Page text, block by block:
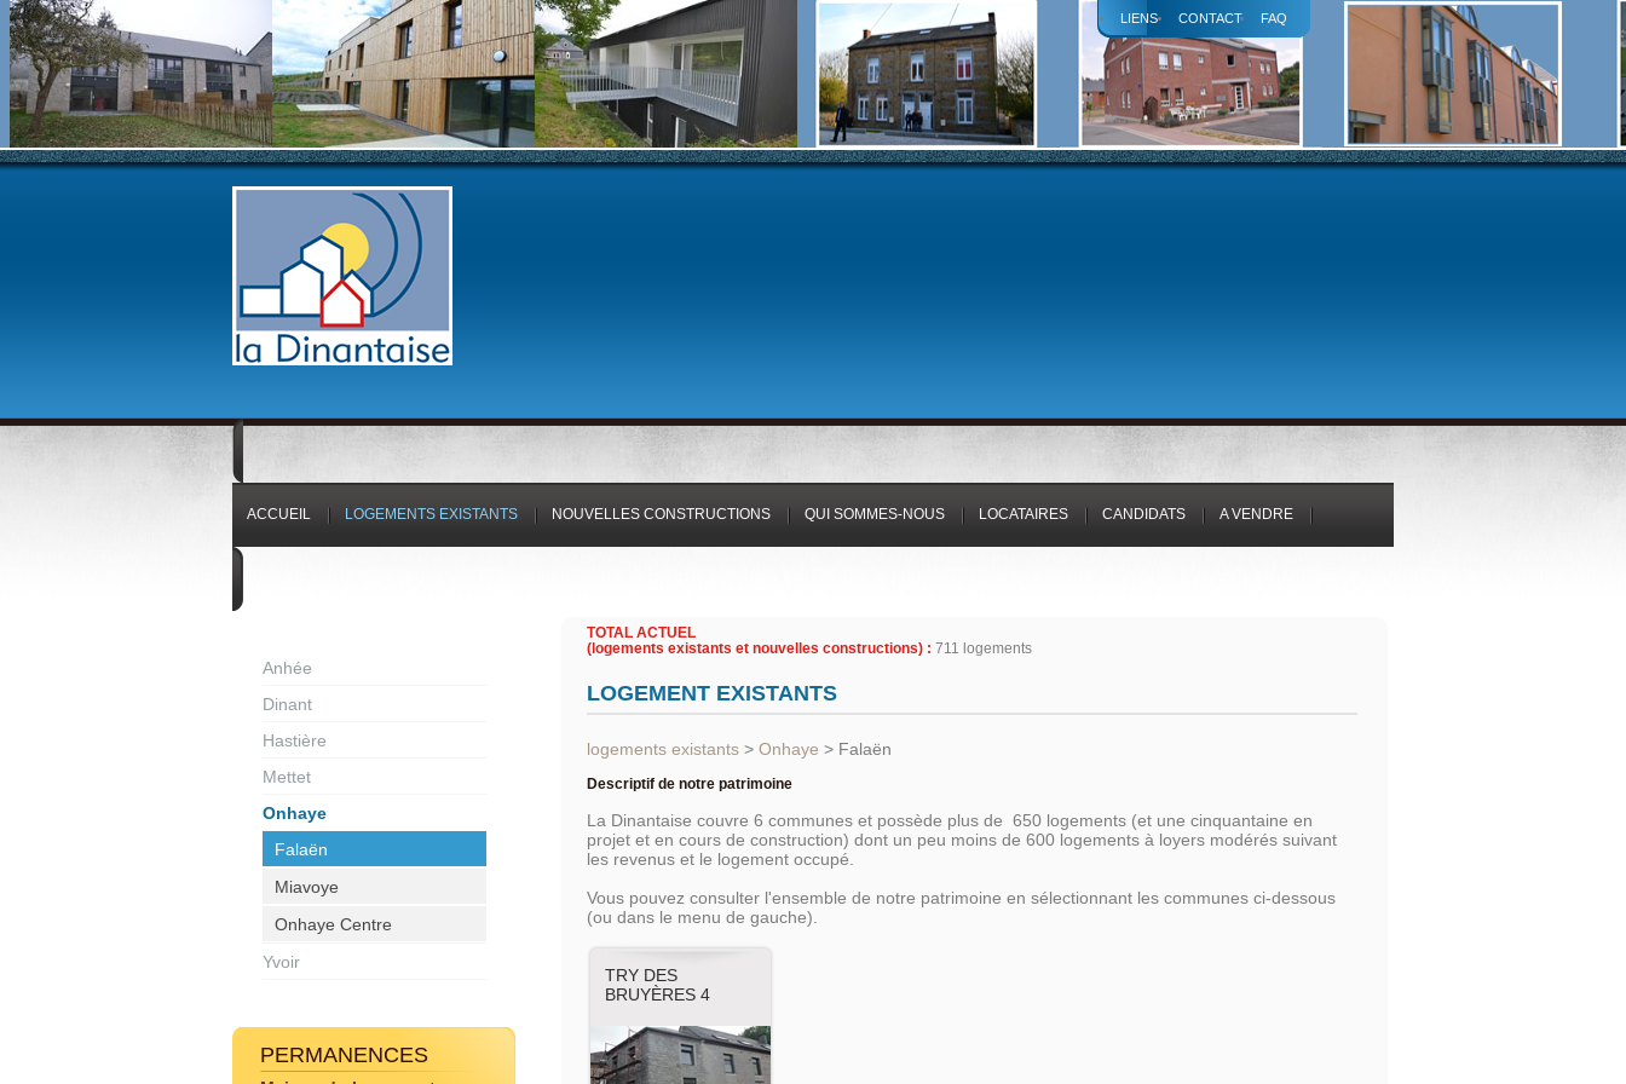
LIENS CONTACT FAQ
ACCUEIL LOGEMENTS EXISTANTS NOUVELLES CONSTRUCTIONS QUI SOMMES-NOUS LOCATAIRES CANDIDATS A VENDRE
Anhée
Dinant
Hastière
Mettet
Onhaye
Falaën
Miavoye
Onhaye Centre
Yvoir
PERMANENCES
TOTAL ACTUEL
(logements existants et nouvelles constructions) : 711 logements
LOGEMENT EXISTANTS
logements existants > Onhaye > Falaën
Descriptif de notre patrimoine
La Dinantaise couvre 6 communes et possède plus de 650 logements (et une cinquantaine en
projet et en cours de construction) dont un peu moins de 600 logements à loyers modérés suivant
les revenus et le logement occupé.
Vous pouvez consulter l'ensemble de notre patrimoine en sélectionnant les communes ci-dessous
(ou dans le menu de gauche).
TRY DES
BRUYÈRES 4